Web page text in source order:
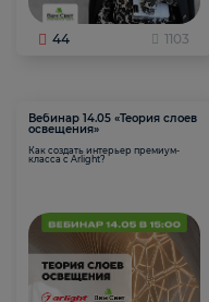
44 1103
Вебинар 14.05 «Теория слоев
освещения»
Как создать интерьер премиум-
класса с Arlight?